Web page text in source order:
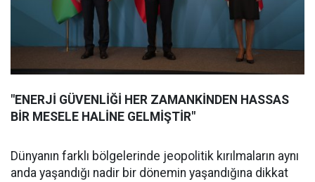
"ENERJİ GÜVENLİĞİ HER ZAMANKİNDEN HASSAS
BİR MESELE HALİNE GELMİŞTİR"
Dünyanın farklı bölgelerinde jeopolitik kırılmaların aynı
anda yaşandığı nadir bir dönemin yaşandığına dikkat